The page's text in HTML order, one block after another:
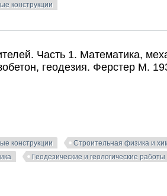
конструкции
Часть 1. Математика,
геодезия. Ферстер М.
конструкции
Строительная физика и
Геодезические и геологические